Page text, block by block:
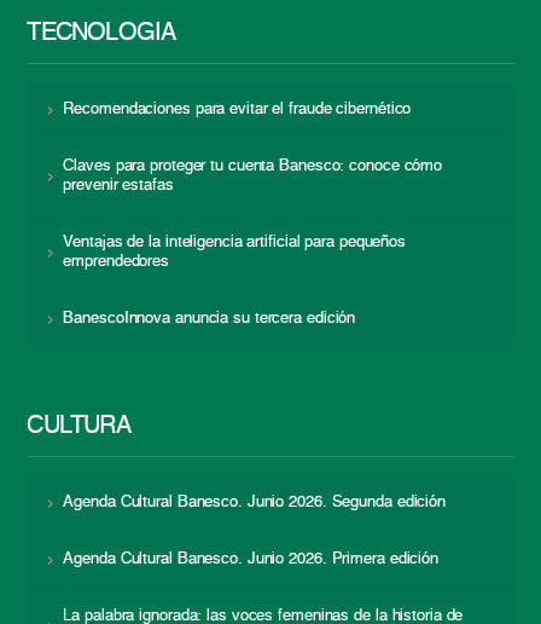
TECNOLOGÍA
Recomendaciones para evitar el fraude cibernético
Claves para proteger tu cuenta Banesco: conoce cómo
prevenir estafas
Ventajas de la inteligencia artificial para pequeños
emprendedores
BanescoInnova anuncia su tercera edición
CULTURA
Agenda Cultural Banesco. Junio 2026. Segunda edición
Agenda Cultural Banesco. Junio 2026. Primera edición
La palabra ignorada: las voces femeninas de la historia de